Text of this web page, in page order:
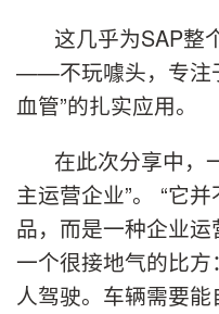
这几乎为SAP整
——不玩噱头，专注
血管”的扎实应用。
在此次分享中，
主运营企业”。 “它
品，而是一种企业运
一个很接地气的比
人驾驶。车辆需要